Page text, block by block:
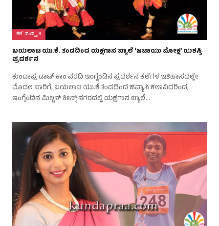
ಕಲೆ-ಸಂಸ್ಕೃತಿ
ಬಯಲಾಟ ಯು.ಕೆ. ತಂಡದಿಂದ ಯಕ್ಷಗಾನ ಬ್ಯಾಲೆ ‘ಜಟಾಯು ಮೋಕ್ಷ’ ಯಶಸ್ವಿ
ಪ್ರದರ್ಶನ
ಕುಂದಾಪ್ರ ಡಾಟ್ ಕಾಂ ವರದಿ.ಇಂಗ್ಲೆಂಡಿನ ಪ್ರದರ್ಶನ ಕಲೆಗಳ ಇತಿಹಾಸದಲ್ಲೇ
ಮೊದಲ ಬಾರಿಗೆ, ಬಯಲಾಟ ಯು.ಕೆ ತಂಡದಿಂದ ಹವ್ಯಾಸಿ ಕಲಾವಿದರಿಂದ,
ಇಂಗ್ಲೆಂಡಿನ ಮಿಲ್ಟನ್ ಕೀನ್ಸ್ ನಗರದಲ್ಲಿ ಯಕ್ಷಗಾನ ಬ್ಯಾಲೆ…